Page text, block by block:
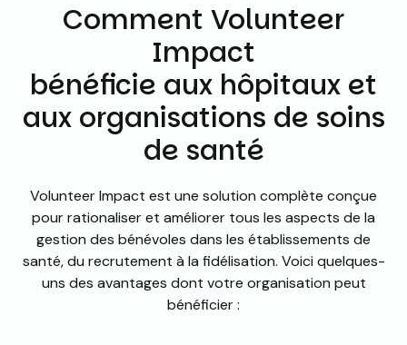
Comment Volunteer
Impact
bénéficie aux hôpitaux et
aux organisations de soins
de santé
Volunteer Impact est une solution complète conçue
pour rationaliser et améliorer tous les aspects de la
gestion des bénévoles dans les établissements de
santé, du recrutement à la fidélisation. Voici quelques-
uns des avantages dont votre organisation peut
bénéficier :